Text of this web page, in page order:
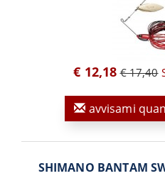
€ 12,18 € 17,40
avvisami
SHIMANO BANTAM